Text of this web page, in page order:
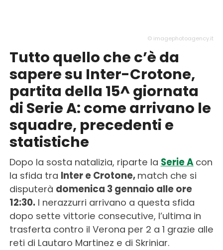
© imagephotoagency.it
Tutto quello che c’è da
sapere su Inter-Crotone,
partita della 15^ giornata
di Serie A: come arrivano le
squadre, precedenti e
statistiche
Dopo la sosta natalizia, riparte la Serie A con
la sfida tra Inter e Crotone, match che si
disputerà domenica 3 gennaio alle ore
12:30. I nerazzurri arrivano a questa sfida
dopo sette vittorie consecutive, l’ultima in
trasferta contro il Verona per 2 a 1 grazie alle
reti di Lautaro Martinez e di Skriniar.